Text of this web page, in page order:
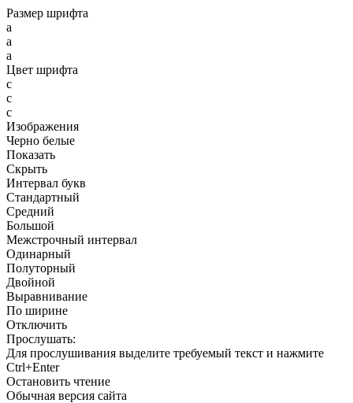
Размер шрифта
a
a
a
Цвет шрифта
c
c
c
Изображения
Черно белые
Показать
Скрыть
Интервал букв
Стандартный
Средний
Большой
Межстрочный интервал
Одинарный
Полуторный
Двойной
Выравнивание
По ширине
Отключить
Прослушать:
Для прослушивания выделите требуемый текст и нажмите
Ctrl+Enter
Остановить чтение
Обычная версия сайта